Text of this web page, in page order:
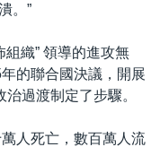
。”
織” 領導的進攻無
的聯合國決議，開展
過渡制定了步驟。
人死亡，數百萬人流